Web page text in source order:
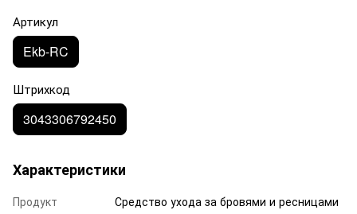
Артикул
Ekb-RC
Штрихкод
3043306792450
Характеристики
Продукт
Средство ухода за бровями и ресницами